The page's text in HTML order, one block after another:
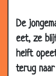
De
eet, ze
helft
terug naar
2010
06
Mar
2010